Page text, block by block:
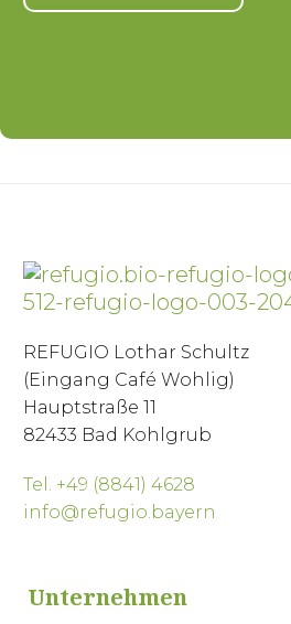
REFUGIO Lothar Schultz
(Eingang Café Wohlig)
Hauptstraße 11
82433 Bad Kohlgrub
Tel. +49 (8841) 4628
info@refugio.bayern
Unternehmen